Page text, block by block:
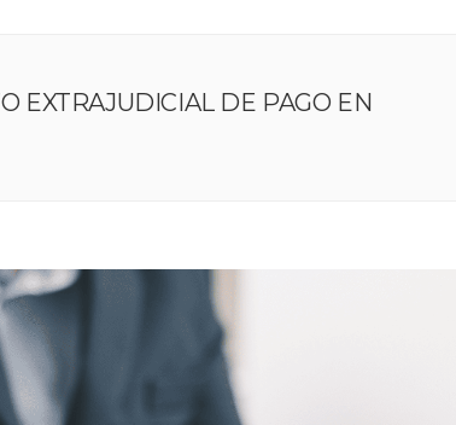
EXTRAJUDICIAL DE PAGO EN